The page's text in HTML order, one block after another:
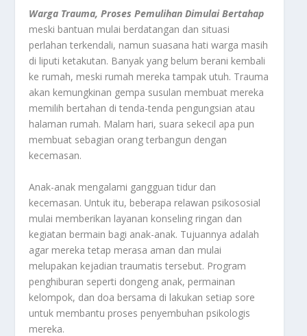
Warga Trauma, Proses Pemulihan Dimulai Bertahap
meski bantuan mulai berdatangan dan situasi
perlahan terkendali, namun suasana hati warga masih
di liputi ketakutan. Banyak yang belum berani kembali
ke rumah, meski rumah mereka tampak utuh. Trauma
akan kemungkinan gempa susulan membuat mereka
memilih bertahan di tenda-tenda pengungsian atau
halaman rumah. Malam hari, suara sekecil apa pun
membuat sebagian orang terbangun dengan
kecemasan.
Anak-anak mengalami gangguan tidur dan
kecemasan. Untuk itu, beberapa relawan psikososial
mulai memberikan layanan konseling ringan dan
kegiatan bermain bagi anak-anak. Tujuannya adalah
agar mereka tetap merasa aman dan mulai
melupakan kejadian traumatis tersebut. Program
penghiburan seperti dongeng anak, permainan
kelompok, dan doa bersama di lakukan setiap sore
untuk membantu proses penyembuhan psikologis
mereka.